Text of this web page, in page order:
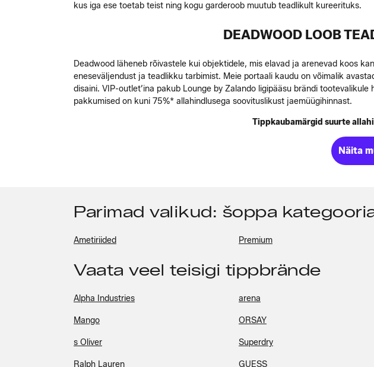
kus iga ese toetab teist ning kogu garderoob muutub teadlikult kureerituks.
DEADWOOD LOOB
Deadwood läheneb rõivastele kui objektidele, mis elavad ja arenevad koos
eneseväljendust ja teadlikku tarbimist. Meie portaali kaudu on võimalik
disaini. VIP-outlet’ina pakub Lounge by Zalando ligipääsu brändi
pakkumised on kuni 75%* allahindlusega soovituslikust jaemüügihinnast.
Tippkaubamärgid suurte
Näita
Parimad valikud: šoppa
Ametiriided Premium
Vaata veel teisigi tippbrände
Alpha Industries arena
Mango ORSAY
s Oliver Superdry
Ralph Lauren GUESS